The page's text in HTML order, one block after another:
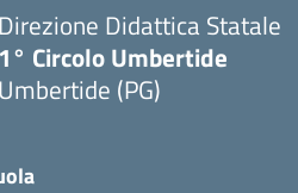
Direzione Didattica Statale
1° Circolo Umbertide
Umbertide (PG)